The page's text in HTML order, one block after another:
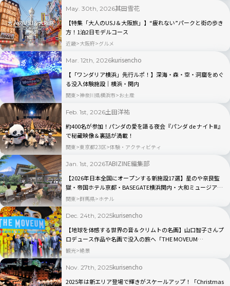
May. 30th, 2026其田雪花
【特集「大人のUSJ＆大阪旅」】“疲れない”パークと街の歩き
方！1泊2日モデルコース
近畿 大阪府 グルメ
Mar. 12th, 2026kurisencho
【「ワンダリア横浜」先行ルポ！】深海・森・空・洞窟をめぐ
る没入体験施設｜横浜・関内
関東 神奈川県横浜市 お土産
Feb. 1st, 2026土田洋祐
約400名が参加！パンダの愛を語る夜会『パンダ de ナイトⅢ』
で秘蔵映像＆裏話が満載！
関東 東京都23区 体験・アクティビティ
Jan. 1st, 2026TABIZINE編集部
【2026年日本全国にオープンする新施設17選】星のや奈良監
獄・帝国ホテル京都・BASEGATE横浜関内・大和ミュージアム
など注目スポットはここ！
関東 群馬県 ホテル
Dec. 24th, 2025kurisencho
【地球を体感する世界の音＆クリムトの名画】山口智子さんプ
ロデュース作品や名画で没入の旅へ「THE MOVEUM
YOKOHAMA」グッズも豊富！｜横浜・山下ふ頭
観光 絶景
Nov. 27th, 2025kurisencho
2025年は新エリア登場で輝きがスケールアップ！「Christmas